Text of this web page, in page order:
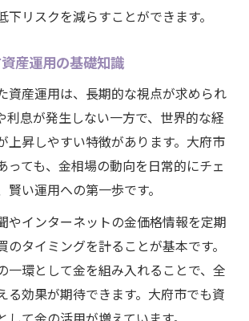
下リスクを減らすことができます。
産運用の基礎知識
資産運用は、長期的な視点が求められ
利息が発生しない一方で、世界的な経
上昇しやすい特徴があります。大府市
っても、金相場の動向を日常的にチェ
賢い運用への第一歩です。
やインターネットの金価格情報を定期
のタイミングを計ることが基本です。
一環として金を組み入れることで、全
る効果が期待できます。大府市でも資